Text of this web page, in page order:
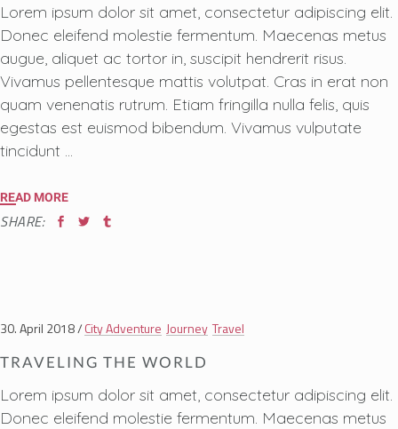
Lorem ipsum dolor sit amet, consectetur adipiscing elit.
Donec eleifend molestie fermentum. Maecenas metus
augue, aliquet ac tortor in, suscipit hendrerit risus.
Vivamus pellentesque mattis volutpat. Cras in erat non
quam venenatis rutrum. Etiam fringilla nulla felis, quis
egestas est euismod bibendum. Vivamus vulputate
tincidunt
READ MORE
SHARE:
30. April 2018 City Adventure Journey Travel
TRAVELING THE WORLD
Lorem ipsum dolor sit amet, consectetur adipiscing elit.
Donec eleifend molestie fermentum. Maecenas metus